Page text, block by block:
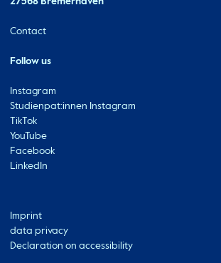
Ressourcen
Contact
Follow us
Instagram
Studienpat:innen Instagram
TikTok
YouTube
Facebook
LinkedIn
Metabar
Imprint
data privacy
Declaration on accessibility